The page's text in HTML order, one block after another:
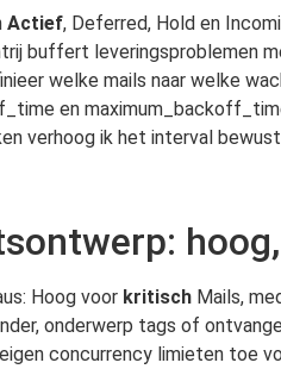
Actief, Deferred, Hold en
buffert leveringsproblemen
welke mails naar welke
en
verhoog ik het interval
Hoog voor kritisch Mails,
onderwerp tags of
concurrency limieten toe